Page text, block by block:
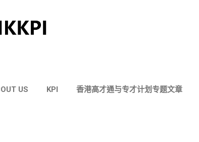
US KPI 香港高才通与专才计划专题文章